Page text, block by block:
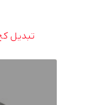
تبدیل